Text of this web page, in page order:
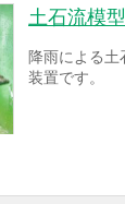
土石流模
降雨による土
装置です。